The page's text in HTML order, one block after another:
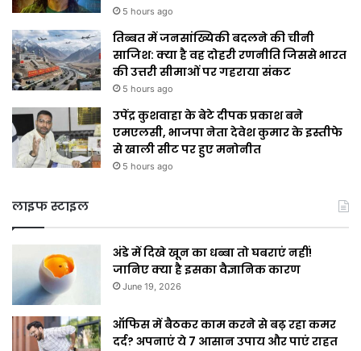
5 hours ago
तिब्बत में जनसांख्यिकी बदलने की चीनी
साजिश: क्या है वह दोहरी रणनीति जिससे भारत
की उत्तरी सीमाओं पर गहराया संकट
5 hours ago
उपेंद्र कुशवाहा के बेटे दीपक प्रकाश बने
एमएलसी, भाजपा नेता देवेश कुमार के इस्तीफे
से खाली सीट पर हुए मनोनीत
5 hours ago
लाइफ स्टाइल
अंडे में दिखे खून का धब्बा तो घबराएं नहीं!
जानिए क्या है इसका वैज्ञानिक कारण
June 19, 2026
ऑफिस में बैठकर काम करने से बढ़ रहा कमर
दर्द? अपनाएं ये 7 आसान उपाय और पाएं राहत